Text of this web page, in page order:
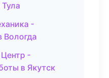
-
Вологда
-
в Якутск